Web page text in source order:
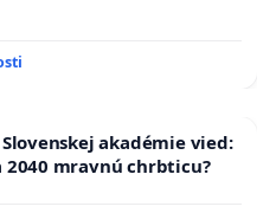
akadémie vied:
2040 mravnú chrbticu?